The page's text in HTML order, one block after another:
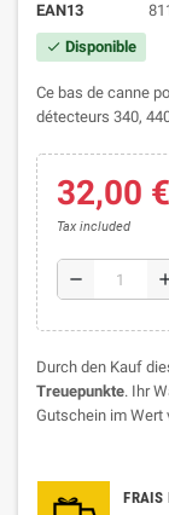
EAN13
check Disponible
Ce bas de canne
détecteurs 340,
32,00 €
Tax included
remove
Durch den Kauf
Treuepunkte. Ihr
Gutschein im Wert
FRAIS